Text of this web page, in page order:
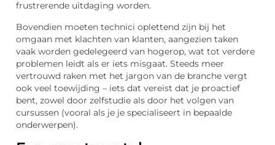
frustrerende uitdaging worden.
Bovendien moeten technici oplettend zijn bij het
omgaan met klachten van klanten, aangezien taken
vaak worden gedelegeerd van hogerop, wat tot verdere
problemen leidt als er iets misgaat. Steeds meer
vertrouwd raken met het jargon van de branche vergt
ook veel toewijding – iets dat vereist dat je proactief
bent, zowel door zelfstudie als door het volgen van
cursussen (vooral als je je specialiseert in bepaalde
onderwerpen).